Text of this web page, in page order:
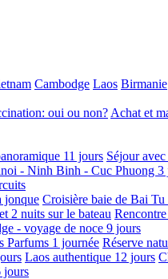
Cambodge Laos Birmanie
oui ou non? Achat et
11 jours Séjour
- Ninh Binh - Cuc Phuong 3
jonque Croisière baie de Bai
2 nuits sur le bateau
- voyage de noce 9 jours
Parfums 1 journée Réserve
Laos authentique 12 jours
jours